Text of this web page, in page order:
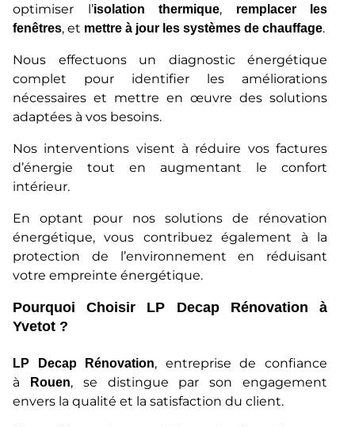
optimiser l’isolation thermique,
remplacer les
fenêtres, et mettre à jour les systèmes de chauffage.
Nous effectuons un diagnostic énergétique
complet pour identifier les améliorations
nécessaires et mettre en œuvre des solutions
adaptées à vos besoins.
Nos interventions visent à réduire vos factures
d’énergie tout en augmentant le confort
intérieur.
En optant pour nos solutions de rénovation
énergétique, vous contribuez également à la
protection de l’environnement en réduisant
votre empreinte énergétique.
Pourquoi Choisir LP Decap Rénovation à
Yvetot ?
LP Decap Rénovation, entreprise de confiance
à
Rouen, se distingue par son engagement
envers la qualité et la satisfaction du client.